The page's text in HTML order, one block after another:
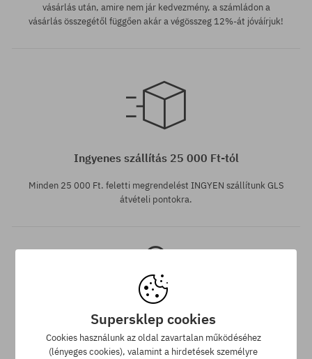
Elérhető méretek:
vásárlás után, amire nem jár kedvezmény, a számládon a
vásárlás összegétől függően akár a végösszeg 12%-át jóváírjuk!
Ingyenes szállítás 25 000 Ft-tól
Minden 25 000 Ft. feletti megrendelést INGYEN szállítunk GLS
átvételi pontokra.
Legjobb ár garancia
Supersklep cookies
Cookies használunk az oldal zavartalan működéséhez
(lényeges cookies), valamint a hirdetések személyre